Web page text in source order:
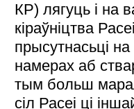
КР) лягуць і на
кіраўніцтва
прысутнасьці
намерах аб
тым больш
сіл Расеі ці